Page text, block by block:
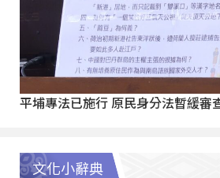
平埔專法已施行 原民身分法暫緩審
文化小辭典